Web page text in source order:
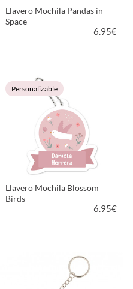
Llavero Mochila Pandas in
Space
6.95€
VER PRODUCTO
Personalizable
Llavero Mochila Blossom
Birds
6.95€
VER PRODUCTO